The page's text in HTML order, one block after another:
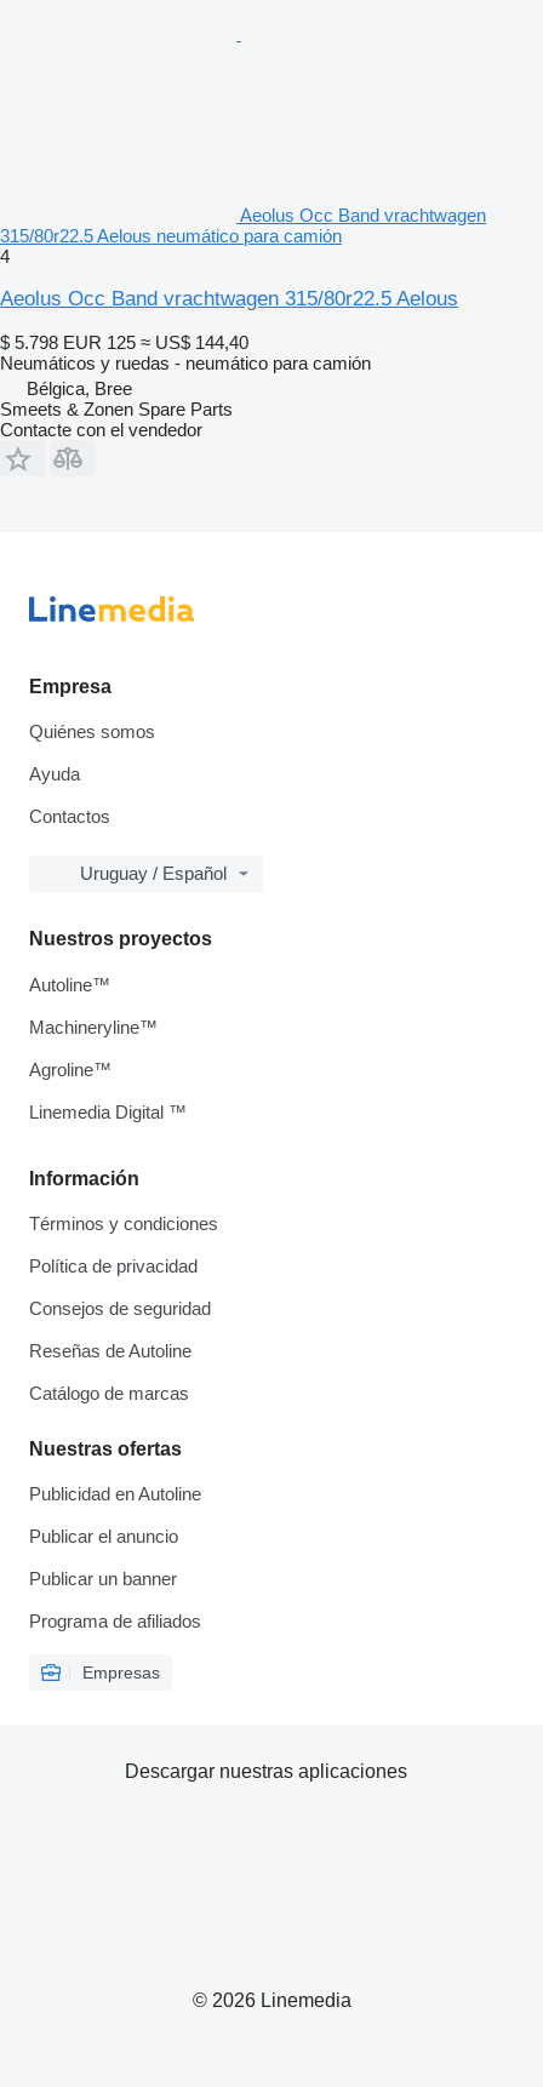
Aeolus Occ Band vrachtwagen
315/80r22.5 Aelous neumático para camión
4
Aeolus Occ Band vrachtwagen 315/80r22.5 Aelous
$ 5.798 EUR 125 ≈ US$ 144,40
Neumáticos y ruedas - neumático para camión
Bélgica, Bree
Smeets & Zonen Spare Parts
Contacte con el vendedor
Empresa
Quiénes somos
Ayuda
Contactos
Uruguay / Español
Información
Términos y condiciones
Política de privacidad
Consejos de seguridad
Reseñas de Autoline
Catálogo de marcas
Nuestras ofertas
Publicidad en Autoline
Publicar el anuncio
Publicar un banner
Programa de afiliados
Empresas
Nuestros proyectos
Autoline™
Machineryline™
Agroline™
Linemedia Digital ™
© 2026 Linemedia
Descargar nuestras aplicaciones